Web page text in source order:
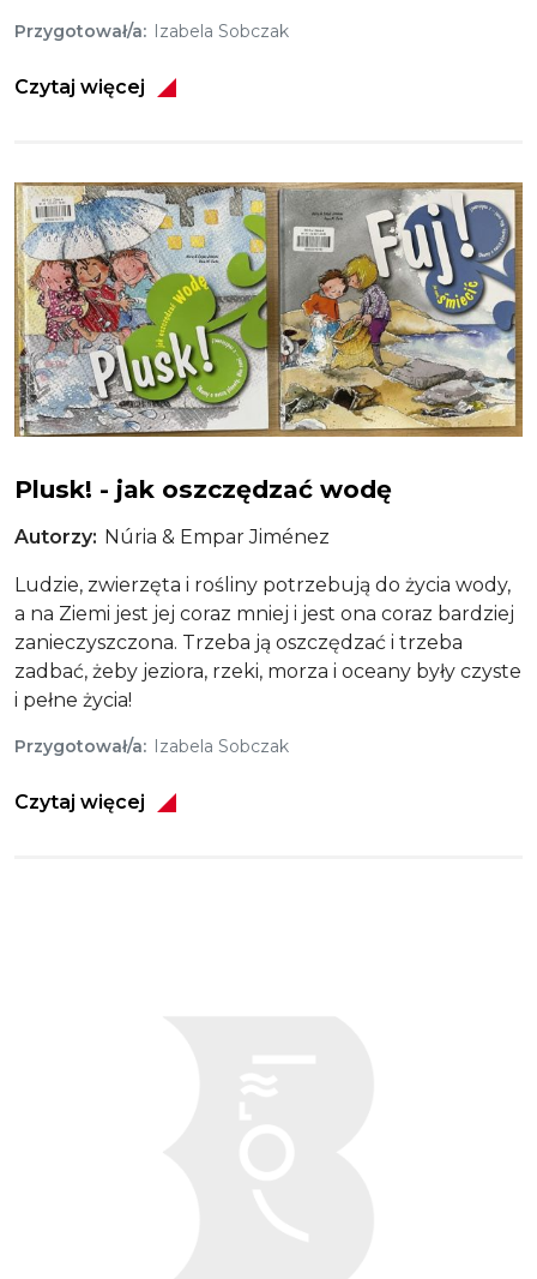
Przygotował/a Izabela Sobczak
Czytaj więcej
Obraz
Plusk! - jak oszczędzać wodę
Autorzy Núria & Empar Jiménez
Ludzie, zwierzęta i rośliny potrzebują do życia wody,
a na Ziemi jest jej coraz mniej i jest ona coraz bardziej
zanieczyszczona. Trzeba ją oszczędzać i trzeba
zadbać, żeby jeziora, rzeki, morza i oceany były czyste
i pełne życia!
Przygotował/a Izabela Sobczak
Czytaj więcej